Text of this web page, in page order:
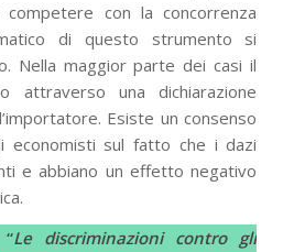
con la concorrenza
di questo strumento si
Nella maggior parte dei casi il
attraverso una dichiarazione
Esiste un consenso
economisti sul fatto che i dazi
e abbiano un effetto negativo
Le discriminazioni contro gli